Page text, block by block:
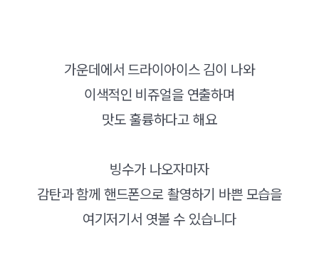
가운데에서 드라이아이스 김이 나와
이색적인 비쥬얼을 연출하며
맛도 훌륭하다고 해요
빙수가 나오자마자
감탄과 함께 핸드폰으로 촬영하기 바쁜 모습을
여기저기서 엿볼 수 있습니다